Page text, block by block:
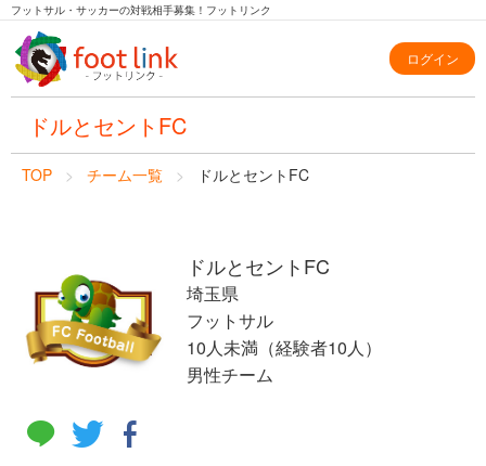
フットサル・サッカーの対戦相手募集！フットリンク
ログイン
ドルとセントFC
TOP チーム一覧 ドルとセントFC
ドルとセントFC
埼玉県
フットサル
10人未満（経験者10人）
男性チーム